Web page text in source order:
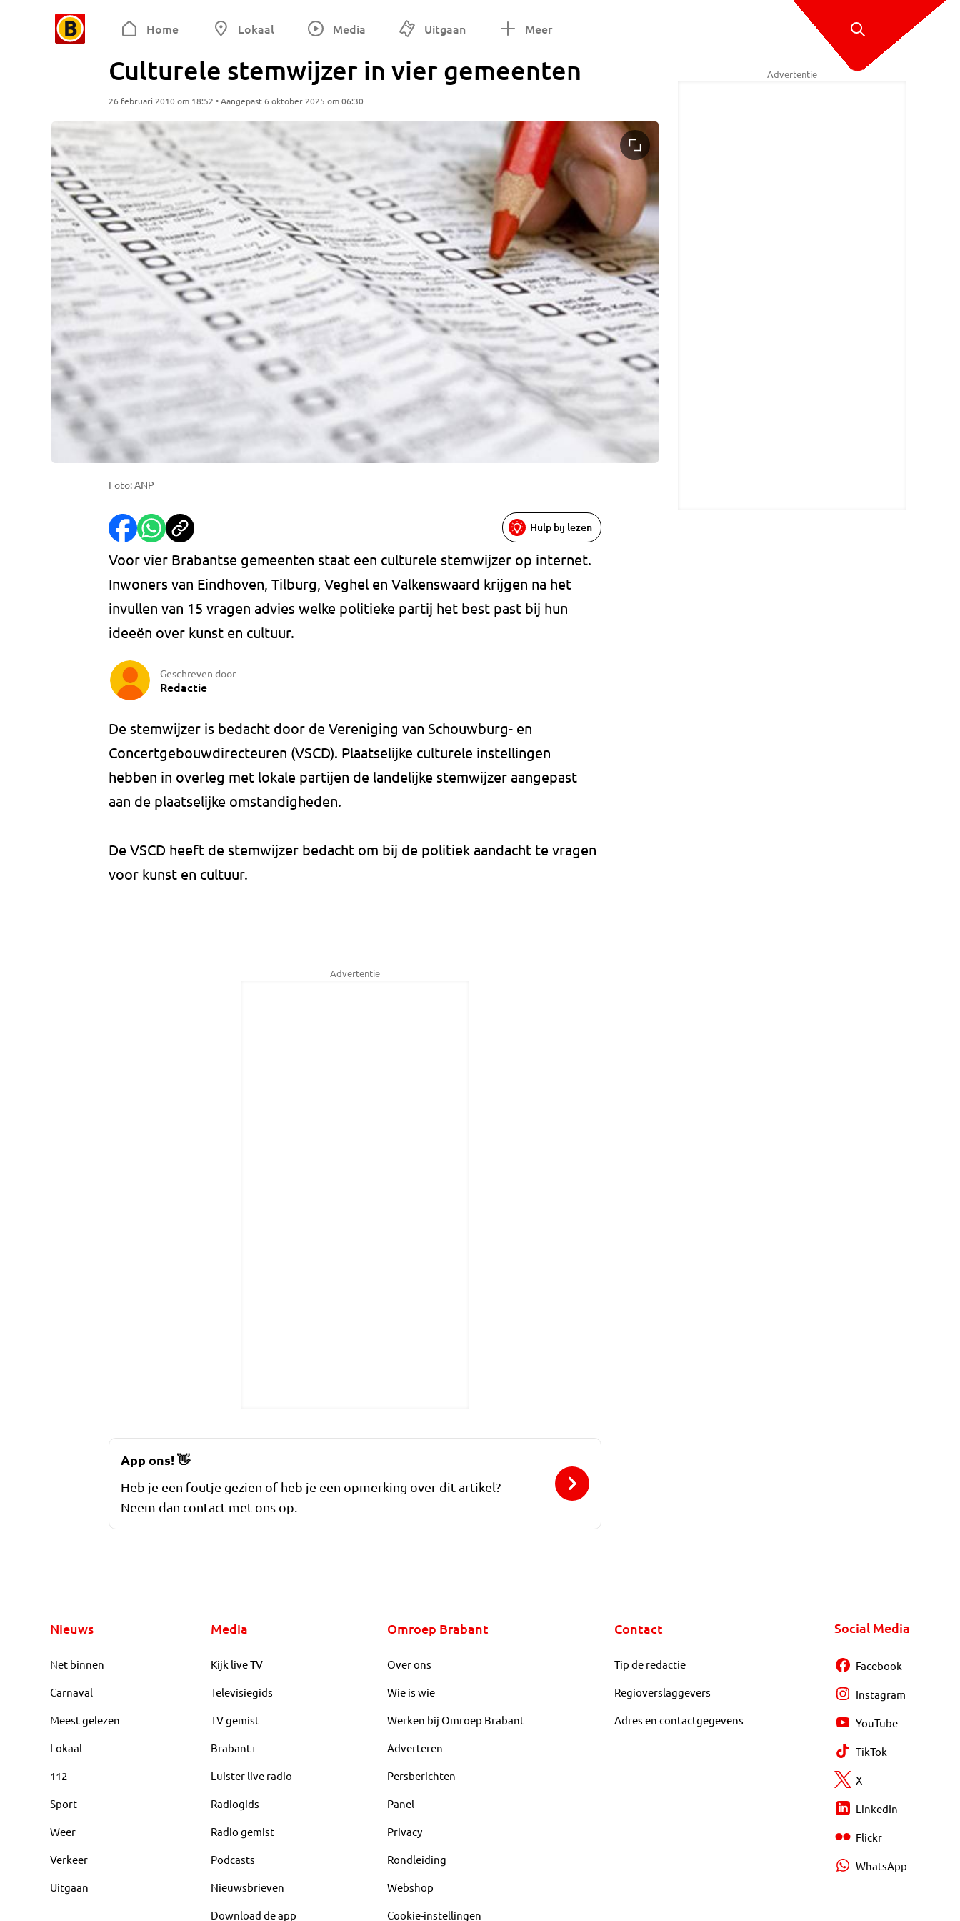
Home Lokaal Media Uitgaan Meer
Culturele stemwijzer in vier gemeenten
26 februari 2010 om 18:52 • Aangepast 6 oktober 2025 om 06:30
Foto: ANP
Hulp bij lezen
Voor vier Brabantse gemeenten staat een culturele stemwijzer op internet.
Inwoners van Eindhoven, Tilburg, Veghel en Valkenswaard krijgen na het
invullen van 15 vragen advies welke politieke partij het best past bij hun
ideeën over kunst en cultuur.
Geschreven door
Redactie
De stemwijzer is bedacht door de Vereniging van Schouwburg- en
Concertgebouwdirecteuren (VSCD). Plaatselijke culturele instellingen
hebben in overleg met lokale partijen de landelijke stemwijzer aangepast
aan de plaatselijke omstandigheden.
De VSCD heeft de stemwijzer bedacht om bij de politiek aandacht te vragen
voor kunst en cultuur.
Advertentie
Advertentie
App ons!👋
Heb je een foutje gezien of heb je een opmerking over dit artikel?
Neem dan contact met ons op.
Nieuws
Net binnen
Carnaval
Meest gelezen
Lokaal
112
Sport
Weer
Verkeer
Uitgaan
Media
Kijk live TV
Televisiegids
TV gemist
Brabant+
Luister live radio
Radiogids
Radio gemist
Podcasts
Nieuwsbrieven
Download de app
Omroep Brabant
Over ons
Wie is wie
Werken bij Omroep Brabant
Adverteren
Persberichten
Panel
Privacy
Rondleiding
Webshop
Cookie-instellingen
Contact
Tip de redactie
Regioverslaggevers
Adres en contactgegevens
Social Media
Facebook
Instagram
YouTube
TikTok
X
LinkedIn
Flickr
WhatsApp